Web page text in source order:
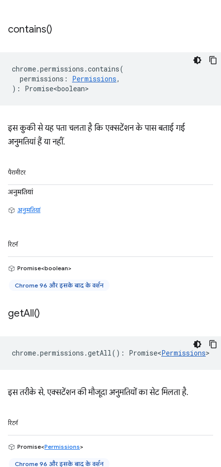
contains()
chrome.permissions .contains(
permissions : Permissions,
) : Promise<boolean>
इस कुकी से यह पता चलता है कि एक्सटेंशन के पास बताई गई
अनुमतियां हैं या नहीं.
पैरामीटर
अनुमतियां
अनुमतियां
रिटर्न
Promise<boolean>
Chrome 96 और इसके बाद के वर्शन
getAll()
chrome.permissions .getAll () : Promise<Permissions>
इस तरीके से, एक्सटेंशन की मौजूदा अनुमतियों का सेट मिलता है.
रिटर्न
Promise<Permissions>
Chrome 96 और इसके बाद के वर्शन